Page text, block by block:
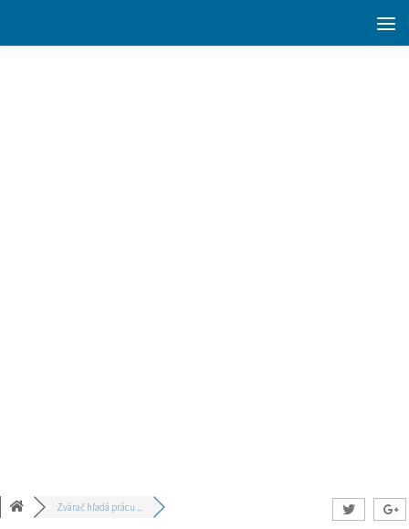
Zvárač hľadá prácu ...